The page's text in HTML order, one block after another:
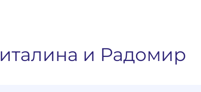
и Радомир